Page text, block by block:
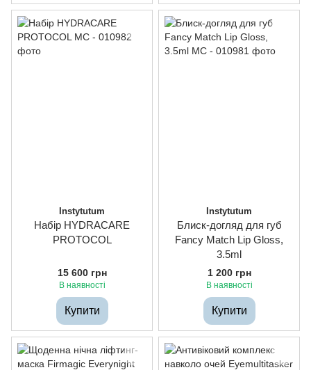
Instytutum
Набір HYDRACARE
PROTOCOL
15 600 грн
В наявності
Купити
Instytutum
Блиск-догляд для губ
Fancy Match Lip Gloss,
3.5ml
1 200 грн
В наявності
Купити